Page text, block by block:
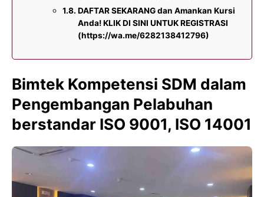
DAFTAR SEKARANG dan Amankan Kursi
Anda! KLIK DI SINI UNTUK REGISTRASI
(https://wa.me/6282138412796)
Bimtek Kompetensi SDM dalam
Pengembangan Pelabuhan
berstandar ISO 9001, ISO 14001